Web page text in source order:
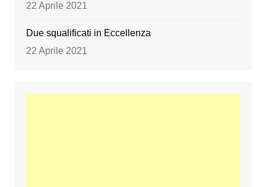
22 Aprile 2021
Due squalificati in Eccellenza
22 Aprile 2021